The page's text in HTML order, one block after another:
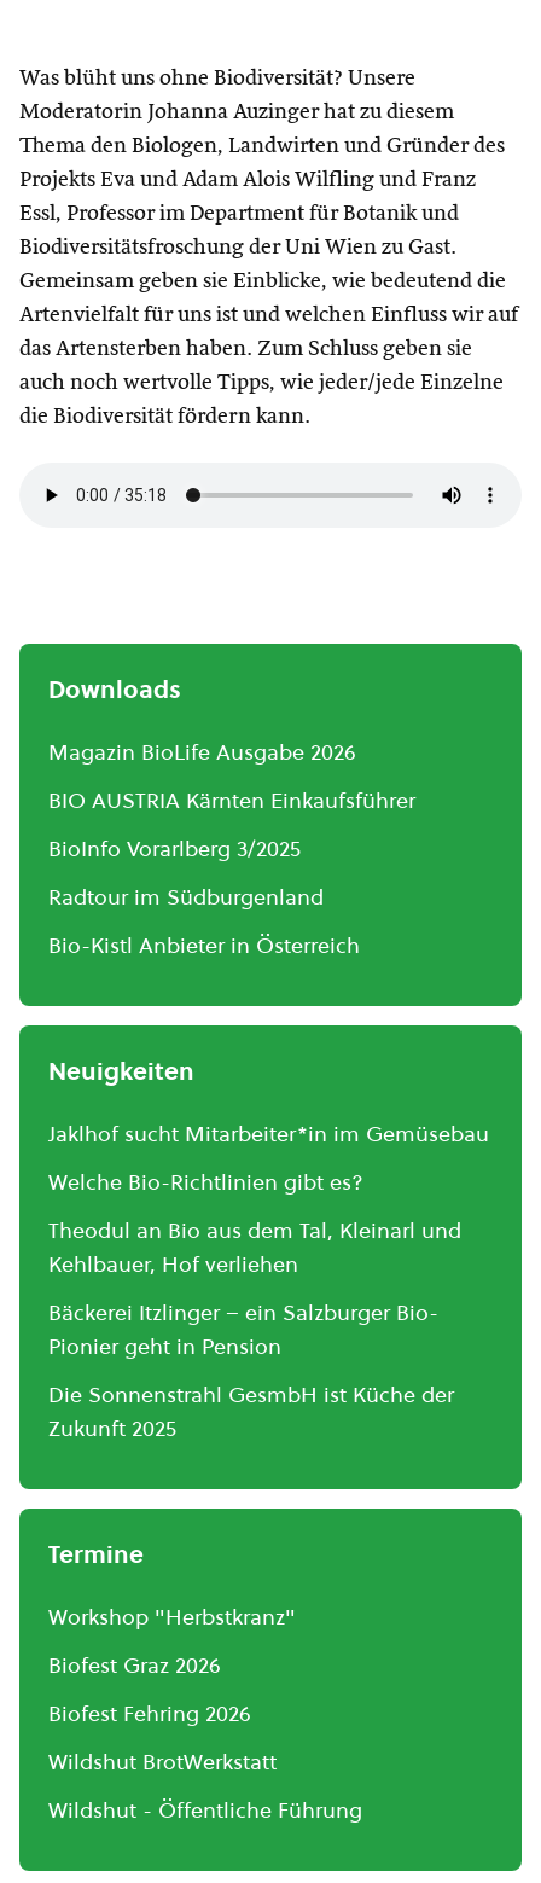
Was blüht uns ohne Biodiversität? Unsere
Moderatorin Johanna Auzinger hat zu diesem
Thema den Biologen, Landwirten und Gründer des
Projekts Eva und Adam Alois Wilfling und Franz
Essl, Professor im Department für Botanik und
Biodiversitätsfroschung der Uni Wien zu Gast.
Gemeinsam geben sie Einblicke, wie bedeutend die
Artenvielfalt für uns ist und welchen Einfluss wir auf
das Artensterben haben. Zum Schluss geben sie
auch noch wertvolle Tipps, wie jeder/jede Einzelne
die Biodiversität fördern kann.
Downloads
Magazin BioLife Ausgabe 2026
BIO AUSTRIA Kärnten Einkaufsführer
BioInfo Vorarlberg 3/2025
Radtour im Südburgenland
Bio-Kistl Anbieter in Österreich
Neuigkeiten
Jaklhof sucht Mitarbeiter*in im Gemüsebau
Welche Bio-Richtlinien gibt es?
Theodul an Bio aus dem Tal, Kleinarl und
Kehlbauer, Hof verliehen
Bäckerei Itzlinger – ein Salzburger Bio-
Pionier geht in Pension
Die Sonnenstrahl GesmbH ist Küche der
Zukunft 2025
Termine
Workshop "Herbstkranz"
Biofest Graz 2026
Biofest Fehring 2026
Wildshut BrotWerkstatt
Wildshut - Öffentliche Führung